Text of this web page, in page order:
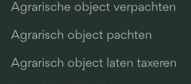
Agrarische object verpachten
Agrarisch object pachten
Agrarisch object laten taxeren